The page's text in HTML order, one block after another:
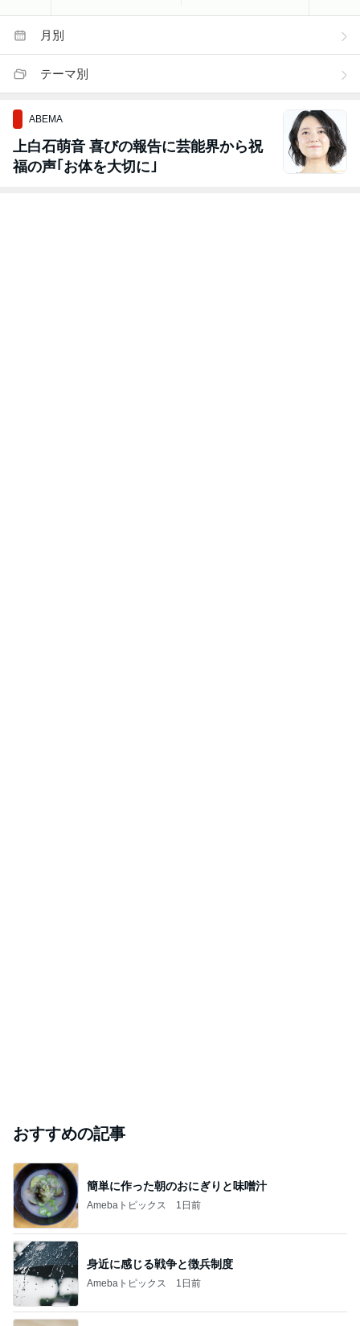
月別
テーマ別
ABEMA
上白石萌音 喜びの報告に芸能界から祝
福の声｢お体を大切に｣
おすすめの記事
簡単に作った朝のおにぎりと味噌汁
Amebaトピックス 1日前
身近に感じる戦争と徴兵制度
Amebaトピックス 1日前